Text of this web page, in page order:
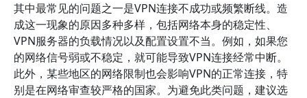
其中最常见的问题之一是VPN连接不成功或频繁断线。造
成这一现象的原因多种多样，包括网络本身的稳定性、
VPN服务器的负载情况以及配置设置不当。例如，如果您
的网络信号弱或不稳定，就可能导致VPN连接经常中断。
此外，某些地区的网络限制也会影响VPN的正常连接，特
别是在网络审查较严格的国家。为避免此类问题，建议选